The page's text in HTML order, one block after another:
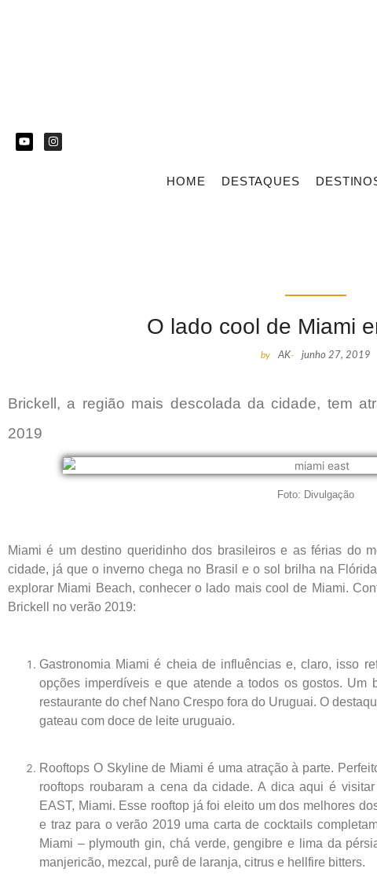
HOME DESTAQUES
O lado cool de Miami
by AK- junho 27, 2019
Brickell, a região mais descolada da cidade, tem
2019
Foto: Divulgação
Miami é um destino queridinho dos brasileiros e as férias do
cidade, já que o inverno chega no Brasil e o sol brilha na
explorar Miami Beach, conhecer o lado mais cool de Miami.
Brickell no verão 2019:
Gastronomia Miami é cheia de influências e, claro, isso
opções imperdíveis e que atende a todos os gostos.
restaurante do chef Nano Crespo fora do Uruguai. O
gateau com doce de leite uruguaio.
Rooftops O Skyline de Miami é uma atração à parte.
rooftops roubaram a cena da cidade. A dica aqui é
EAST, Miami. Esse rooftop já foi eleito um dos melhores
e traz para o verão 2019 uma carta de cocktails
Miami – plymouth gin, chá verde, gengibre e lima da
manjericão, mezcal, purê de laranja, citrus e hellfire bitters.